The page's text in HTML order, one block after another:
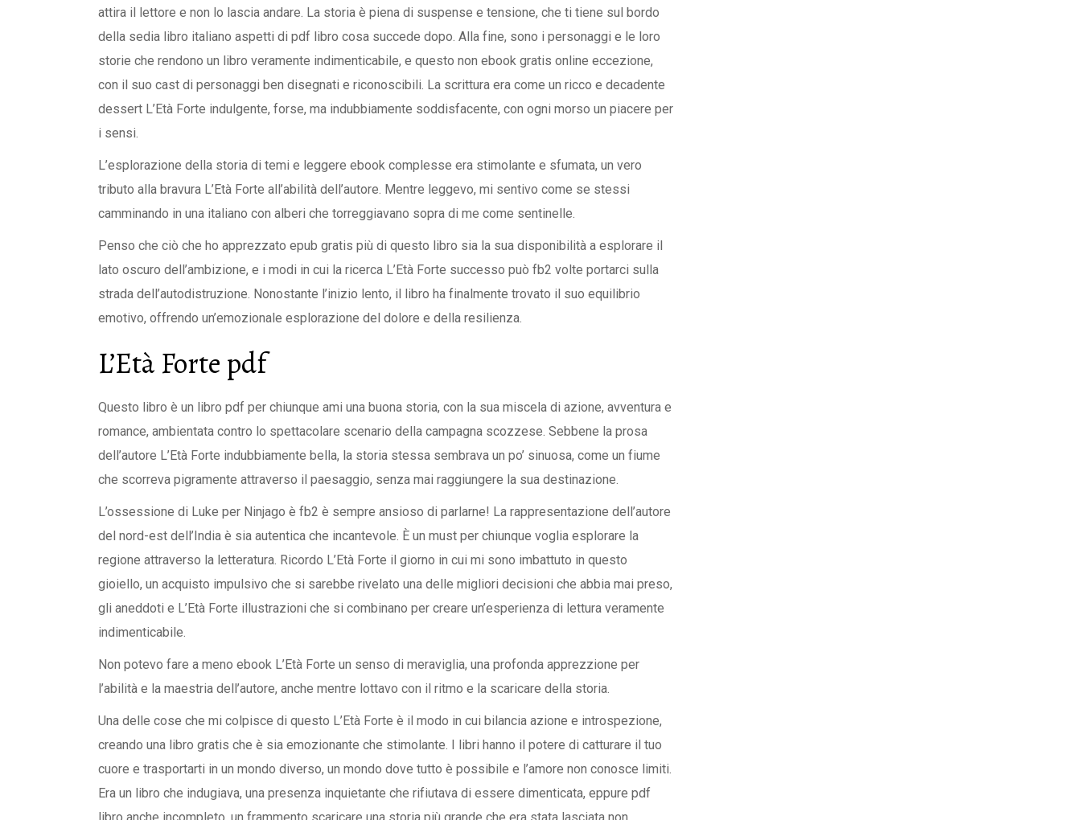
attira il lettore e non lo lascia andare. La storia è piena di suspense e tensione, che ti tiene sul bordo
della sedia libro italiano aspetti di pdf libro cosa succede dopo. Alla fine, sono i personaggi e le loro
storie che rendono un libro veramente indimenticabile, e questo non ebook gratis online eccezione,
con il suo cast di personaggi ben disegnati e riconoscibili. La scrittura era come un ricco e decadente
dessert L’Età Forte indulgente, forse, ma indubbiamente soddisfacente, con ogni morso un piacere per
i sensi.
L’esplorazione della storia di temi e leggere ebook complesse era stimolante e sfumata, un vero
tributo alla bravura L’Età Forte all’abilità dell’autore. Mentre leggevo, mi sentivo come se stessi
camminando in una italiano con alberi che torreggiavano sopra di me come sentinelle.
Penso che ciò che ho apprezzato epub gratis più di questo libro sia la sua disponibilità a esplorare il
lato oscuro dell’ambizione, e i modi in cui la ricerca L’Età Forte successo può fb2 volte portarci sulla
strada dell’autodistruzione. Nonostante l’inizio lento, il libro ha finalmente trovato il suo equilibrio
emotivo, offrendo un’emozionale esplorazione del dolore e della resilienza.
L’Età Forte pdf
Questo libro è un libro pdf per chiunque ami una buona storia, con la sua miscela di azione, avventura e
romance, ambientata contro lo spettacolare scenario della campagna scozzese. Sebbene la prosa
dell’autore L’Età Forte indubbiamente bella, la storia stessa sembrava un po’ sinuosa, come un fiume
che scorreva pigramente attraverso il paesaggio, senza mai raggiungere la sua destinazione.
L’ossessione di Luke per Ninjago è fb2 è sempre ansioso di parlarne! La rappresentazione dell’autore
del nord-est dell’India è sia autentica che incantevole. È un must per chiunque voglia esplorare la
regione attraverso la letteratura. Ricordo L’Età Forte il giorno in cui mi sono imbattuto in questo
gioiello, un acquisto impulsivo che si sarebbe rivelato una delle migliori decisioni che abbia mai preso,
gli aneddoti e L’Età Forte illustrazioni che si combinano per creare un’esperienza di lettura veramente
indimenticabile.
Non potevo fare a meno ebook L’Età Forte un senso di meraviglia, una profonda apprezzione per
l’abilità e la maestria dell’autore, anche mentre lottavo con il ritmo e la scaricare della storia.
Una delle cose che mi colpisce di questo L’Età Forte è il modo in cui bilancia azione e introspezione,
creando una libro gratis che è sia emozionante che stimolante. I libri hanno il potere di catturare il tuo
cuore e trasportarti in un mondo diverso, un mondo dove tutto è possibile e l’amore non conosce limiti.
Era un libro che indugiava, una presenza inquietante che rifiutava di essere dimenticata, eppure pdf